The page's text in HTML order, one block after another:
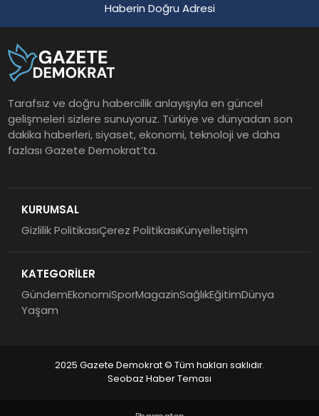
Haberin Doğru Adresi
Tarafsız ve doğru habercilik anlayışıyla en güncel
gelişmeleri sizlere sunuyoruz. Türkiye ve dünyadan son
dakika haberleri, siyaset, ekonomi, teknoloji ve daha
fazlası Gazete Demokrat’ta.
KURUMSAL
Gizlilik PolitikasıÇerez PolitikasıKünyeİletişim
KATEGORİLER
GündemEkonomiSporMagazinSağlıkEğitimDünya
Yaşam
2025 Gazete Demokrat © Tüm hakları saklıdır.
Seobaz Haber Teması